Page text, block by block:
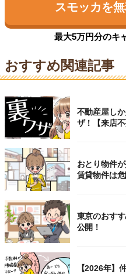
スモッカを
最大5万円分のキ
おすすめ関連記事
不動産屋し
ザ！【来店不
おとり物件
賃貸物件は危
東京のおす
公開！
【2026年】